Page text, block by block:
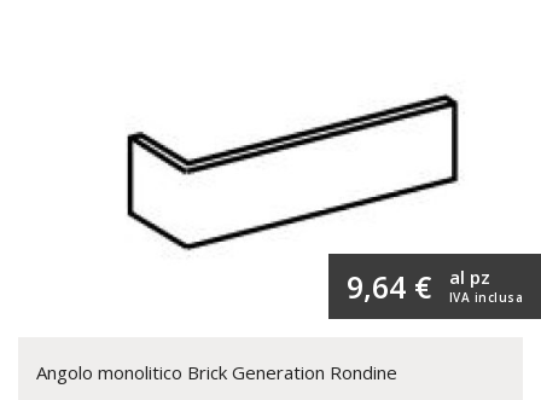
9,64 € IVA inclusa
al pz
Angolo monolitico Brick Generation Rondine